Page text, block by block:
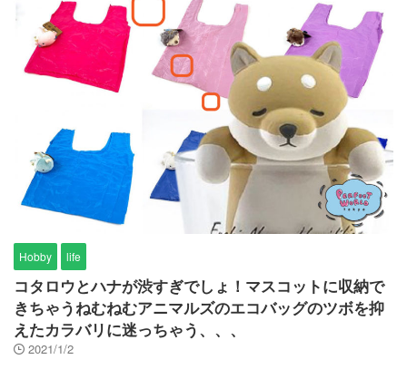
Hobby life
コタロウとハナが渋すぎでしょ！マスコットに収納で
きちゃうねむねむアニマルズのエコバッグのツボを抑
えたカラバリに迷っちゃう、、、
2021/1/2